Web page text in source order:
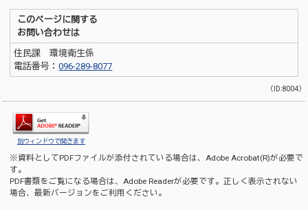
このページに関する
お問い合わせは
住民課 環境衛生係
電話番号：096-289-8077
（ID:8004）
別ウィンドウで開きます
※資料としてPDFファイルが添付されている場合は、Adobe Acrobat(R)が必要で
す。
PDF書類をご覧になる場合は、Adobe Readerが必要です。正しく表示されない
場合、最新バージョンをご利用ください。